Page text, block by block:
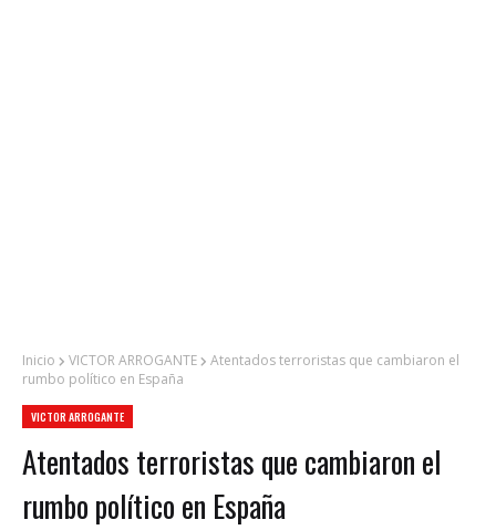
Inicio VICTOR ARROGANTE
Atentados terroristas que cambiaron el
rumbo político en España
VICTOR ARROGANTE
Atentados terroristas que cambiaron el
rumbo político en España